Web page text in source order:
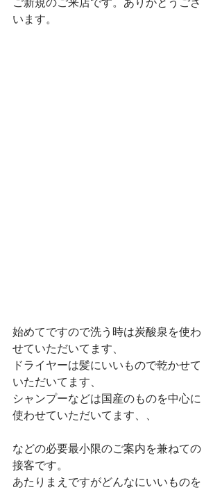
ご新規のご来店です。ありがとうござ
います。
始めてですので洗う時は炭酸泉を使わ
せていただいてます、
ドライヤーは髪にいいもので乾かせて
いただいてます、
シャンプーなどは国産のものを中心に
使わせていただいてます、、
などの必要最小限のご案内を兼ねての
接客です。
あたりまえですがどんなにいいものを